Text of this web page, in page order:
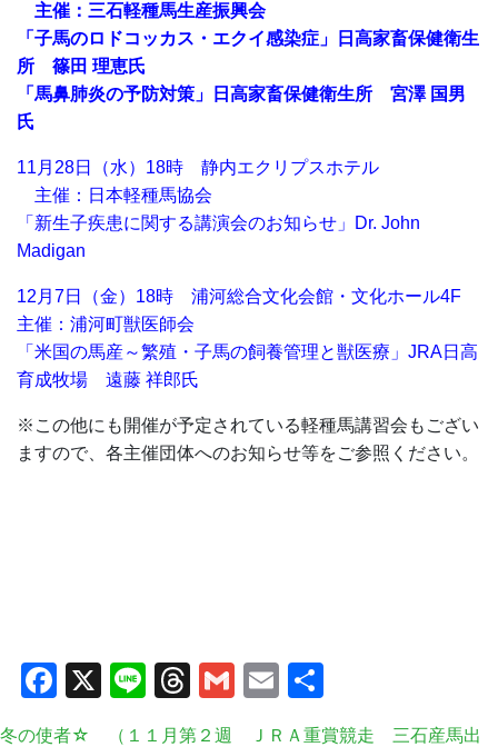
主催：三石軽種馬生産振興会
「子馬のロドコッカス・エクイ感染症」日高家畜保健衛生
所 篠田 理恵氏
「馬鼻肺炎の予防対策」日高家畜保健衛生所 宮澤 国男
氏
11月28日（水）18時 静内エクリプスホテル
主催：日本軽種馬協会
「新生子疾患に関する講演会のお知らせ」Dr. John
Madigan
12月7日（金）18時 浦河総合文化会館・文化ホール4F
主催：浦河町獣医師会
「米国の馬産～繁殖・子馬の飼養管理と獣医療」JRA日高
育成牧場 遠藤 祥郎氏
※この他にも開催が予定されている軽種馬講習会もござい
ますので、各主催団体へのお知らせ等をご参照ください。
Facebook
X LineThreads
Gmail
Email
有
冬の使者☆ （１１月第２週 ＪＲＡ重賞競走 三石産馬出